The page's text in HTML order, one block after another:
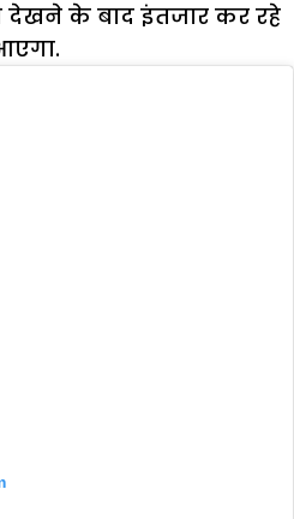
देखने के बाद इंतजार कर रहे